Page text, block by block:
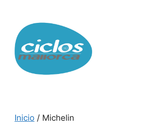
contenido
Inicio / Michelin